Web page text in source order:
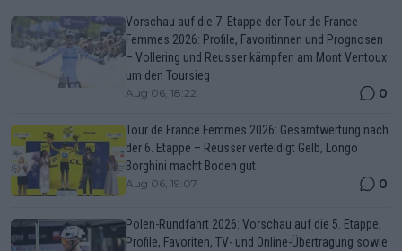
Vorschau auf die 7. Etappe der Tour de France
Femmes 2026: Profile, Favoritinnen und Prognosen
– Vollering und Reusser kämpfen am Mont Ventoux
um den Toursieg
Aug 06, 18:22 0
Tour de France Femmes 2026: Gesamtwertung nach
der 6. Etappe – Reusser verteidigt Gelb, Longo
Borghini macht Boden gut
Aug 06, 19:07 0
Polen-Rundfahrt 2026: Vorschau auf die 5. Etappe,
Profile, Favoriten, TV- und Online-Übertragung sowie